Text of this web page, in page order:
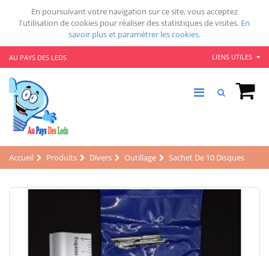
En poursuivant votre navigation sur ce site, vous acceptez
l'utilisation de cookies pour réaliser des statistiques de visites. En
savoir plus et paramétrer les cookies.
AU PAYS DES LEDS LIENS UTILES
Accueil Produits Divers Outillage Sachet De 10 Disques